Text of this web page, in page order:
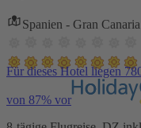
Spanien - Gran
Für dieses Hotel liegen
von 87% vor